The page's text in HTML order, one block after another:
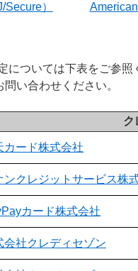
Secure）
ついては下表をご参
い合わせください。
ク
カード株式会社
ンクレジットサービス株
カード株式会社
会社クレディセゾン